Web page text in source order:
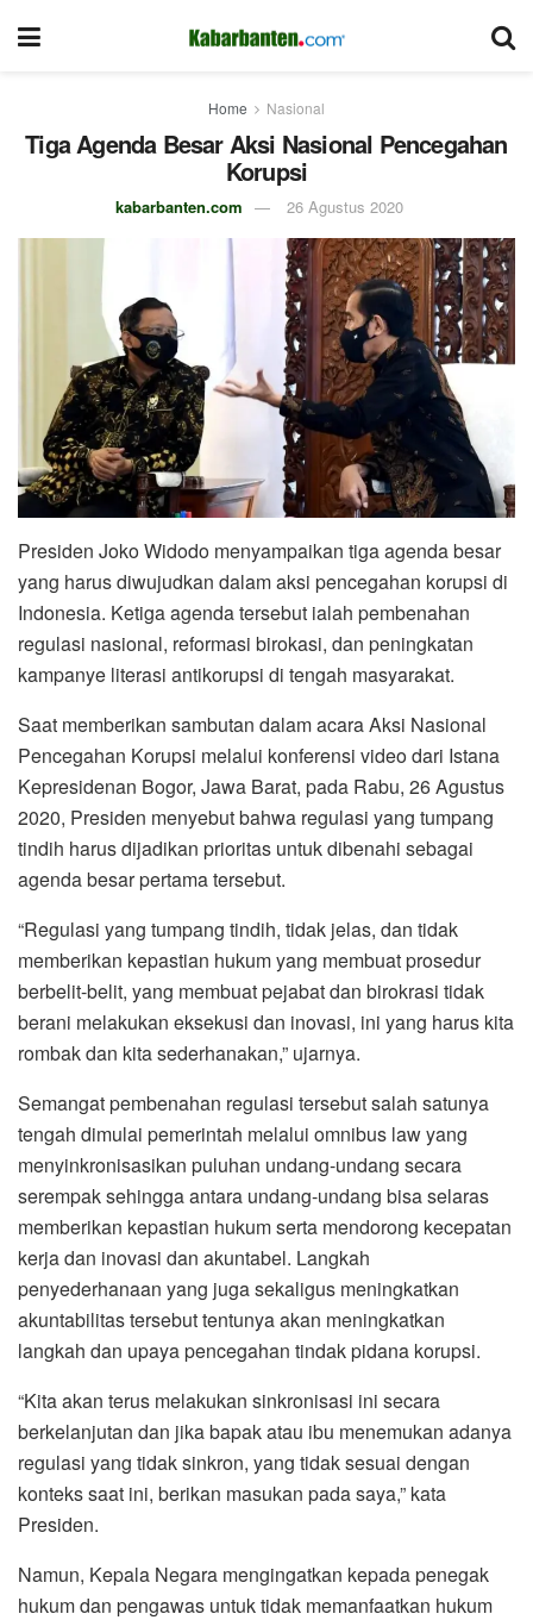
Home Nasional
Tiga Agenda Besar Aksi Nasional Pencegahan
Korupsi
kabarbanten.com 26 Agustus 2020
Presiden Joko Widodo menyampaikan tiga agenda besar
yang harus diwujudkan dalam aksi pencegahan korupsi di
Indonesia. Ketiga agenda tersebut ialah pembenahan
regulasi nasional, reformasi birokasi, dan peningkatan
kampanye literasi antikorupsi di tengah masyarakat.
Saat memberikan sambutan dalam acara Aksi Nasional
Pencegahan Korupsi melalui konferensi video dari Istana
Kepresidenan Bogor, Jawa Barat, pada Rabu, 26 Agustus
2020, Presiden menyebut bahwa regulasi yang tumpang
tindih harus dijadikan prioritas untuk dibenahi sebagai
agenda besar pertama tersebut.
“Regulasi yang tumpang tindih, tidak jelas, dan tidak
memberikan kepastian hukum yang membuat prosedur
berbelit-belit, yang membuat pejabat dan birokrasi tidak
berani melakukan eksekusi dan inovasi, ini yang harus kita
rombak dan kita sederhanakan,” ujarnya.
Semangat pembenahan regulasi tersebut salah satunya
tengah dimulai pemerintah melalui omnibus law yang
menyinkronisasikan puluhan undang-undang secara
serempak sehingga antara undang-undang bisa selaras
memberikan kepastian hukum serta mendorong kecepatan
kerja dan inovasi dan akuntabel. Langkah
penyederhanaan yang juga sekaligus meningkatkan
akuntabilitas tersebut tentunya akan meningkatkan
langkah dan upaya pencegahan tindak pidana korupsi.
“Kita akan terus melakukan sinkronisasi ini secara
berkelanjutan dan jika bapak atau ibu menemukan adanya
regulasi yang tidak sinkron, yang tidak sesuai dengan
konteks saat ini, berikan masukan pada saya,” kata
Presiden.
Namun, Kepala Negara mengingatkan kepada penegak
hukum dan pengawas untuk tidak memanfaatkan hukum